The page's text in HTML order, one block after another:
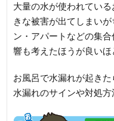
大量の水が使われてい
きな被害が出てしまい
ン・アパートなどの集
響も考えたほうが良いほ
お風呂で水漏れが起きた
水漏れのサインや対処方